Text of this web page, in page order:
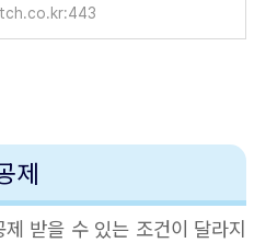
제
받을 수 있는 조건이 달라지